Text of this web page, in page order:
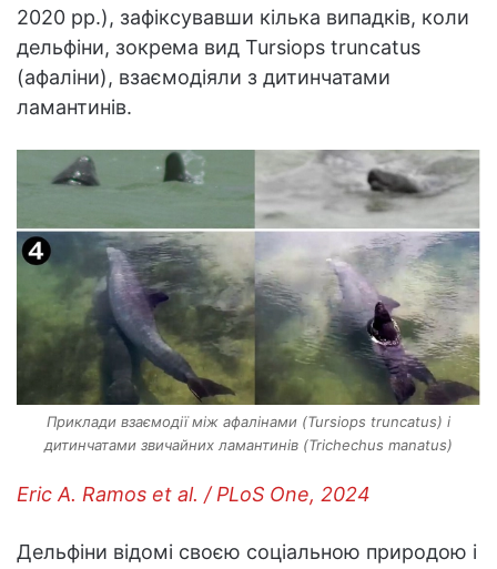
2020 рр.), зафіксувавши кілька випадків, коли
дельфіни, зокрема вид Tursiops truncatus
(афаліни), взаємодіяли з дитинчатами
ламантинів.
Приклади взаємодії між афалінами (Tursiops truncatus) і
дитинчатами звичайних ламантинів (Trichechus manatus)
Eric A. Ramos et al. / PLoS One, 2024
Дельфіни відомі своєю соціальною природою і